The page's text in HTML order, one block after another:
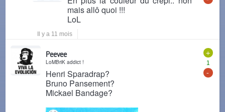
mais allô quoi !!!
LoL
Il y a 11 mois
+
1
-
Peevee
LoMBriK addict !
Henri Sparadrap?
Bruno Pansement?
Mickael Bandage?